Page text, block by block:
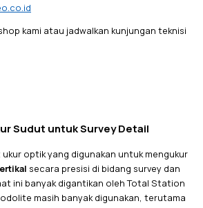
kami atau jadwalkan kunjungan teknisi
Sudut untuk Survey Detail
optik yang digunakan untuk mengukur
secara presisi di bidang survey dan
ini banyak digantikan oleh Total Station
masih banyak digunakan, terutama